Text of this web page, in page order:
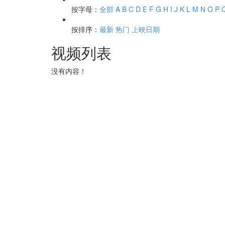
按字母： 全部 A B C D E F G H I J K L M N O P
按排序： 最新 热门 上映日期
视频列表
没有内容！